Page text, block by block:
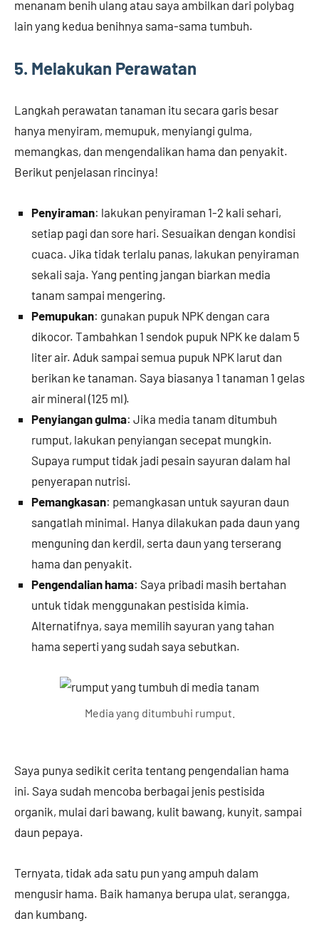
menanam benih ulang atau saya ambilkan dari polybag
lain yang kedua benihnya sama-sama tumbuh.
5. Melakukan Perawatan
Langkah perawatan tanaman itu secara garis besar
hanya menyiram, memupuk, menyiangi gulma,
memangkas, dan mengendalikan hama dan penyakit.
Berikut penjelasan rincinya!
Penyiraman: lakukan penyiraman 1-2 kali sehari,
setiap pagi dan sore hari. Sesuaikan dengan kondisi
cuaca. Jika tidak terlalu panas, lakukan penyiraman
sekali saja. Yang penting jangan biarkan media
tanam sampai mengering.
Pemupukan: gunakan pupuk NPK dengan cara
dikocor. Tambahkan 1 sendok pupuk NPK ke dalam 5
liter air. Aduk sampai semua pupuk NPK larut dan
berikan ke tanaman. Saya biasanya 1 tanaman 1 gelas
air mineral (125 ml).
Penyiangan gulma: Jika media tanam ditumbuh
rumput, lakukan penyiangan secepat mungkin.
Supaya rumput tidak jadi pesain sayuran dalam hal
penyerapan nutrisi.
Pemangkasan: pemangkasan untuk sayuran daun
sangatlah minimal. Hanya dilakukan pada daun yang
menguning dan kerdil, serta daun yang terserang
hama dan penyakit.
Pengendalian hama: Saya pribadi masih bertahan
untuk tidak menggunakan pestisida kimia.
Alternatifnya, saya memilih sayuran yang tahan
hama seperti yang sudah saya sebutkan.
Media yang ditumbuhi rumput.
Saya punya sedikit cerita tentang pengendalian hama
ini. Saya sudah mencoba berbagai jenis pestisida
organik, mulai dari bawang, kulit bawang, kunyit, sampai
daun pepaya.
Ternyata, tidak ada satu pun yang ampuh dalam
mengusir hama. Baik hamanya berupa ulat, serangga,
dan kumbang.